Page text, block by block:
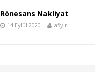
Rönesans Nakliyat
14 Eylül 2020 afiyir